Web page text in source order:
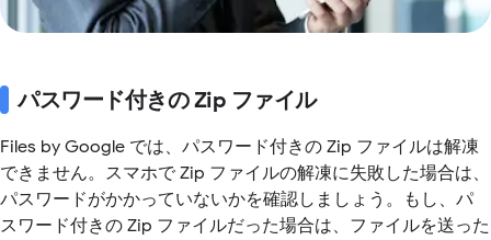
パスワード付きの Zip ファイル
Files by Google では、パスワード付きの Zip ファイルは解凍
できません。スマホで Zip ファイルの解凍に失敗した場合は、
パスワードがかかっていないかを確認しましょう。もし、パ
スワード付きの Zip ファイルだった場合は、ファイルを送った